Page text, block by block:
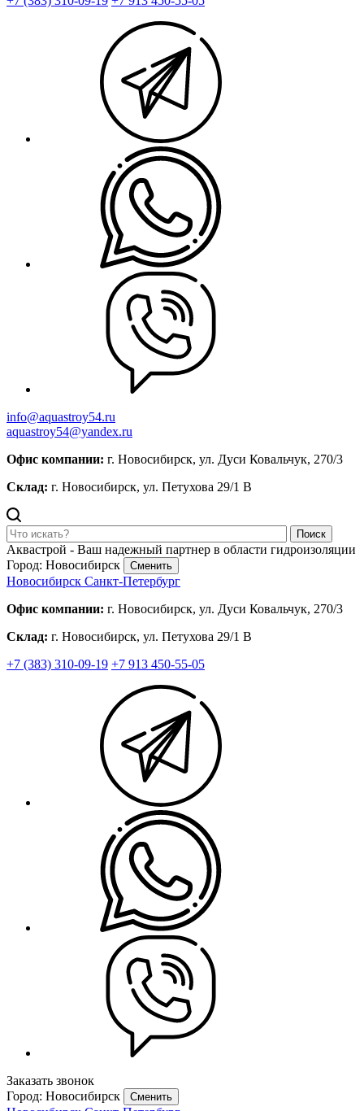
info@aquastroy54.ru
aquastroy54@yandex.ru
Офис компании: г. Новосибирск, ул. Дуси Ковальчук, 270/3
Склад: г. Новосибирск, ул. Петухова 29/1 В
Поиск
Аквастрой - Ваш надежный партнер в области гидроизоляции
Город: Новосибирск
Сменить
Новосибирск Санкт-Петербург
Офис компании: г. Новосибирск, ул. Дуси Ковальчук, 270/3
Склад: г. Новосибирск, ул. Петухова 29/1 В
+7 (383) 310-09-19 +7 913 450-55-05
Заказать звонок
Город: Новосибирск
Сменить